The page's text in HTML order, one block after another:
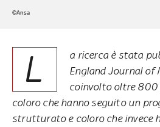
©Ansa
L
a ricerca è stata
England Journal of
coinvolto oltre
coloro che hanno seguito un
strutturato e coloro che invece